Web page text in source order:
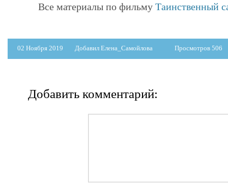
Все материалы по фильму Таинственный
02 Ноября 2019 Добавил Елена_Самойлова Просмотров 506
Добавить комментарий: